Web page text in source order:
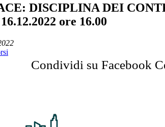
DISCIPLINA DEI
ore 16.00
Condividi su Facebook